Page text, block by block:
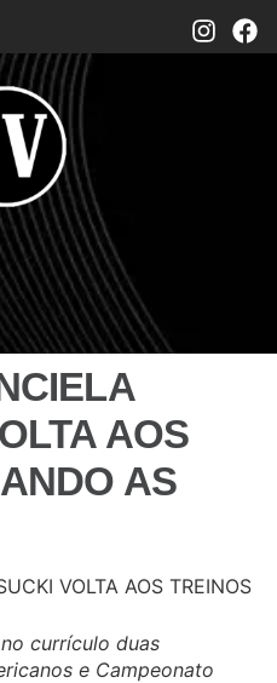
AOS
AS
currículo duas
e Campeonato